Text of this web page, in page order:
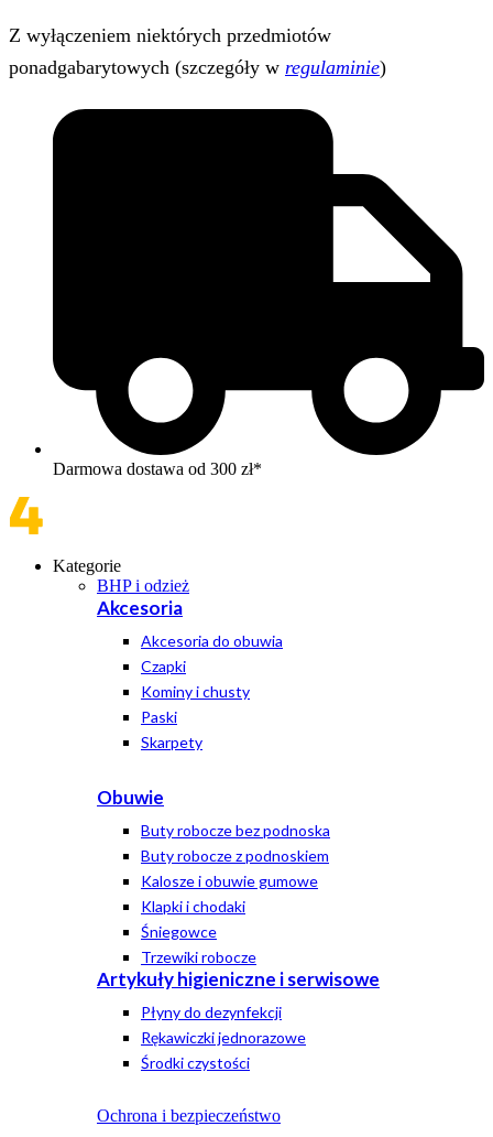
Z wyłączeniem niektórych przedmiotów
ponadgabarytowych (szczegóły w regulaminie)
Darmowa dostawa od 300 zł*
Kategorie
BHP i odzież
Akcesoria
Akcesoria do obuwia
Czapki
Kominy i chusty
Paski
Skarpety
Obuwie
Buty robocze bez podnoska
Buty robocze z podnoskiem
Kalosze i obuwie gumowe
Klapki i chodaki
Śniegowce
Trzewiki robocze
Artykuły higieniczne i serwisowe
Płyny do dezynfekcji
Rękawiczki jednorazowe
Środki czystości
Ochrona i bezpieczeństwo